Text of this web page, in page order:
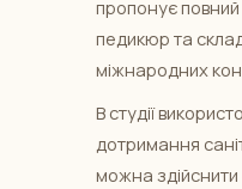
пропонує повний
педикюр та
міжнародних
В студії
дотримання
можна здійснити